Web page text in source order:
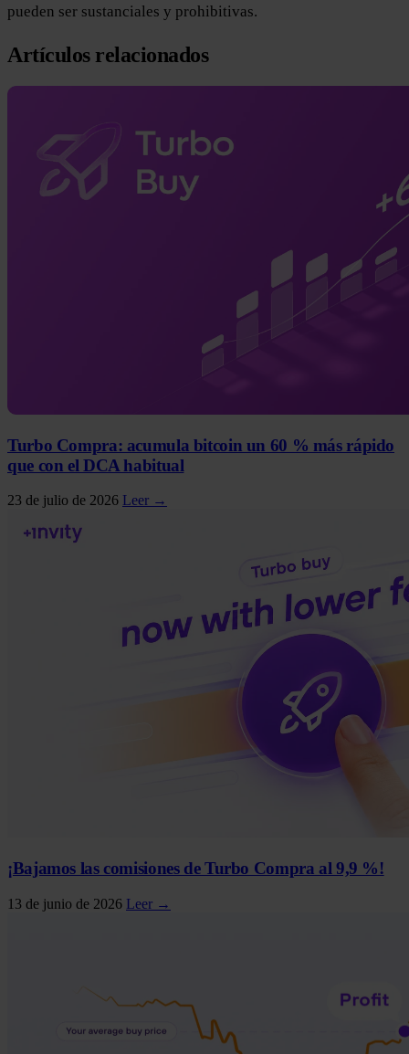
pueden ser sustanciales y prohibitivas.
Artículos relacionados
Turbo Compra: acumula bitcoin un 60 % más rápido
que con el DCA habitual
23 de julio de 2026 Leer →
¡Bajamos las comisiones de Turbo Compra al 9,9 %!
13 de junio de 2026 Leer →